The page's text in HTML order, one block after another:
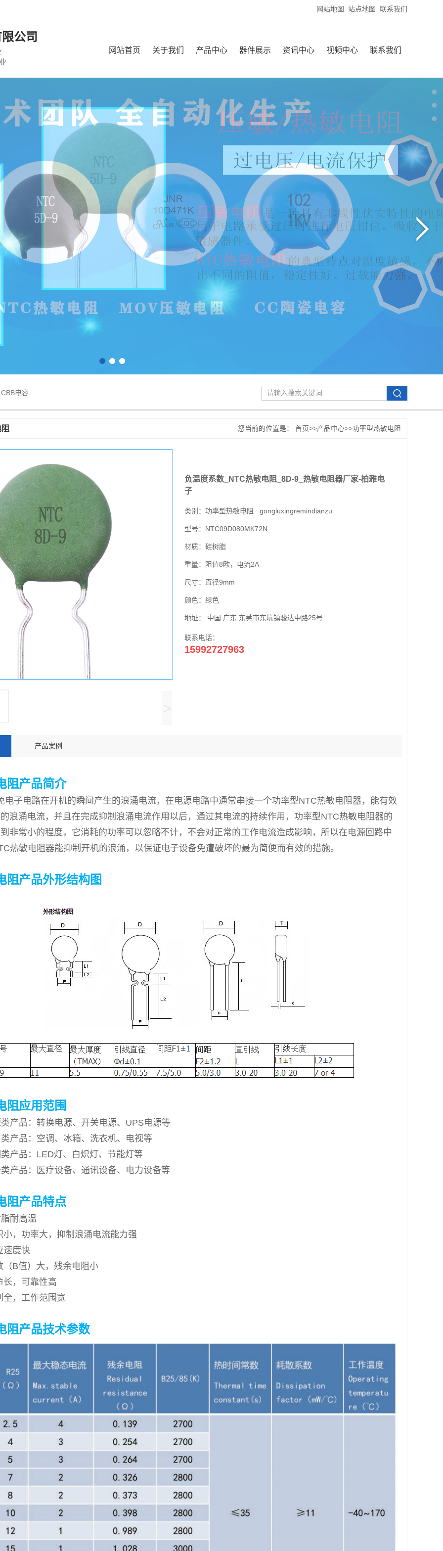
网站地图 站点地图 联系我们
公司
网站首页 关于我们 产品中心 器件展示 资讯中心 视频中心 联系我们
3
CBB电容
您当前的位置是： 首页>>产品中心>>功率型热敏电阻
>
负温度系数_NTC热敏电阻_8D-9_热敏电阻器厂家-柏雅电
子
类别：功率型热敏电阻 gongluxingremindianzu
型号：NTC09D080MK72N
材质：硅树脂
重量：阻值8欧，电流2A
尺寸：直径9mm
颜色：绿色
地址： 中国 广东 东莞市东坑镇骏达中路25号
联系电话：
15992727963
产品案例
阻产品简介
电路在开机的瞬间产生的浪涌电流，在电源电路中通常串接一个功率型NTC热敏电阻器，能有效
浪涌电流，并且在完成抑制浪涌电流作用以后，通过其电流的持续作用，功率型NTC热敏电阻器的
非常小的程度，它消耗的功率可以忽略不计，不会对正常的工作电流造成影响，所以在电源回路中
热敏电阻器能抑制开机的浪涌，以保证电子设备免遭破坏的最为简便而有效的措施。
阻产品外形结构图
阻应用范围
：转换电源、开关电源、UPS电源等
：空调、冰箱、洗衣机、电视等
品：LED灯、白炽灯、节能灯等
：医疗设备、通讯设备、电力设备等
阻产品特点
高温
功率大，抑制浪涌电流能力强
度快
值）大，残余电阻小
可靠性高
工作范围宽
阻产品技术参数